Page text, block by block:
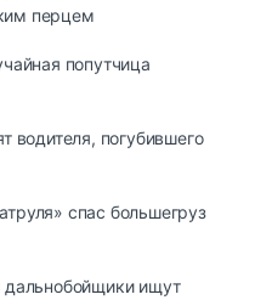
перцем
попутчица
водителя, погубившего
спас большегруз
дальнобойщики ищут